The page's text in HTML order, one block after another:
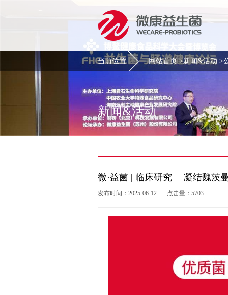
当前位置 网站首页>新闻&活动 >
新闻&活动
微·益菌 | 临床研究— 凝结魏茨
发布时间：2025-06-12 点击量：5703